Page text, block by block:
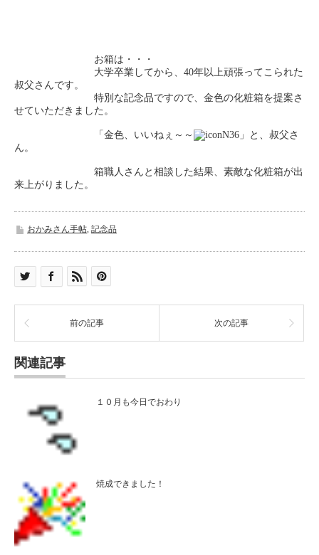
お箱は・・・
大学卒業してから、40年以上頑張ってこられた
叔父さんです。
特別な記念品ですので、金色の化粧箱を提案さ
せていただきました。
「金色、いいねぇ～～
」と、叔父さ
ん。
箱職人さんと相談した結果、素敵な化粧箱が出
来上がりました。
おかみさん手帖, 記念品
前の記事 次の記事
関連記事
１０月も今日でおわり
焼成できました！